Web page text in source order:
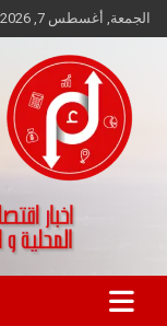
Skip
to
الجمعة, أغسطس 7, 2026
كواليس
اخبار اقتصاد فلسطين